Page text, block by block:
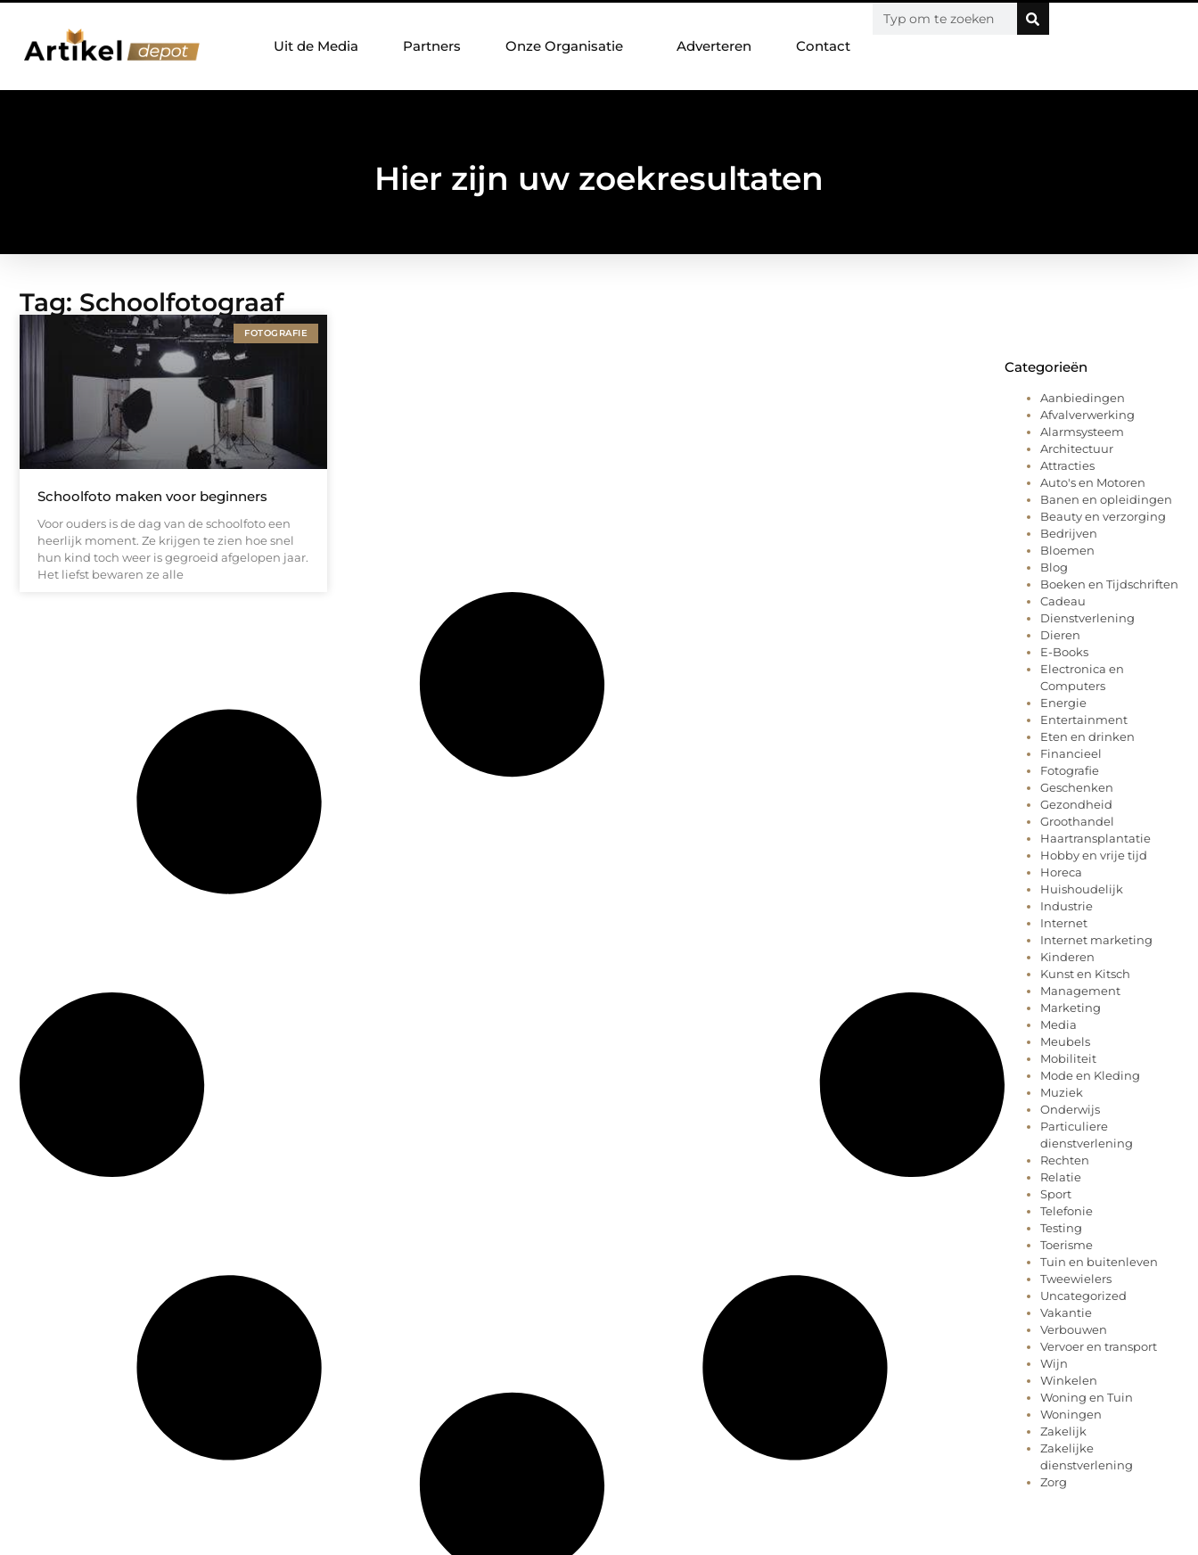
Uit de Media Partners Onze Organisatie Adverteren Contact
Hier zijn uw zoekresultaten
Tag: Schoolfotograaf
FOTOGRAFIE
Schoolfoto maken voor beginners
Voor ouders is de dag van de schoolfoto een
heerlijk moment. Ze krijgen te zien hoe snel
hun kind toch weer is gegroeid afgelopen jaar.
Het liefst bewaren ze alle
Categorieën
Aanbiedingen
Afvalverwerking
Alarmsysteem
Architectuur
Attracties
Auto's en Motoren
Banen en opleidingen
Beauty en verzorging
Bedrijven
Bloemen
Blog
Boeken en Tijdschriften
Cadeau
Dienstverlening
Dieren
E-Books
Electronica en
Computers
Energie
Entertainment
Eten en drinken
Financieel
Fotografie
Geschenken
Gezondheid
Groothandel
Haartransplantatie
Hobby en vrije tijd
Horeca
Huishoudelijk
Industrie
Internet
Internet marketing
Kinderen
Kunst en Kitsch
Management
Marketing
Media
Meubels
Mobiliteit
Mode en Kleding
Muziek
Onderwijs
Particuliere
dienstverlening
Rechten
Relatie
Sport
Telefonie
Testing
Toerisme
Tuin en buitenleven
Tweewielers
Uncategorized
Vakantie
Verbouwen
Vervoer en transport
Wijn
Winkelen
Woning en Tuin
Woningen
Zakelijk
Zakelijke
dienstverlening
Zorg